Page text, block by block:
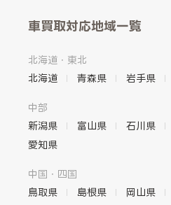
車買取対応地域一覧
北海道・東北
北海道
青森県 岩手県
中部
新潟県
富山県 石川県
愛知県
中国・四国
鳥取県
島根県 岡山県